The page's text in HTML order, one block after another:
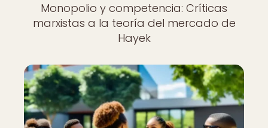
Monopolio y competencia: Críticas
marxistas a la teoría del mercado de
Hayek